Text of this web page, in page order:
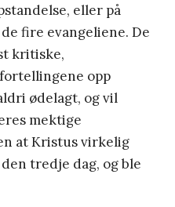
eller på
fire evangeliene. De
kritiske,
opp
ødelagt, og vil
mektige
at Kristus virkelig
tredje dag, og ble